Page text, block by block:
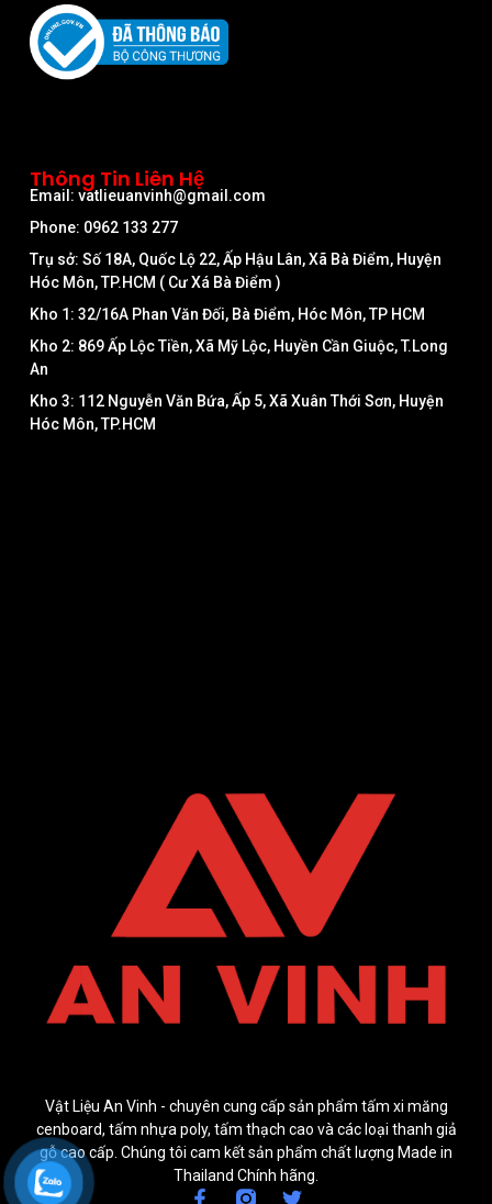
Vật Liệu An Vinh - chuyên cung cấp sản phẩm tấm xi măng
cenboard, tấm nhựa poly, tấm thạch cao và các loại thanh giả
gỗ cao cấp. Chúng tôi cam kết sản phẩm chất lượng Made in
Thailand Chính hãng.
Thông Tin Liên Hệ
Email: vatlieuanvinh@gmail.com
Phone: 0962 133 277
Trụ sở: Số 18A, Quốc Lộ 22, Ấp Hậu Lân, Xã Bà Điểm, Huyện
Hóc Môn, TP.HCM ( Cư Xá Bà Điểm )
Kho 1: 32/16A Phan Văn Đối, Bà Điểm, Hóc Môn, TP HCM
Kho 2: 869 Ấp Lộc Tiền, Xã Mỹ Lộc, Huyền Cần Giuộc, T.Long
An
Kho 3: 112 Nguyễn Văn Bứa, Ấp 5, Xã Xuân Thới Sơn, Huyện
Hóc Môn, TP.HCM